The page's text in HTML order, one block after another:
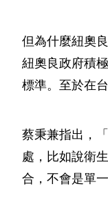
但為什麼紐奧
紐奧良政府積
標準。至於在
蔡秉兼指出，
處，比如說衛
合，不會是單